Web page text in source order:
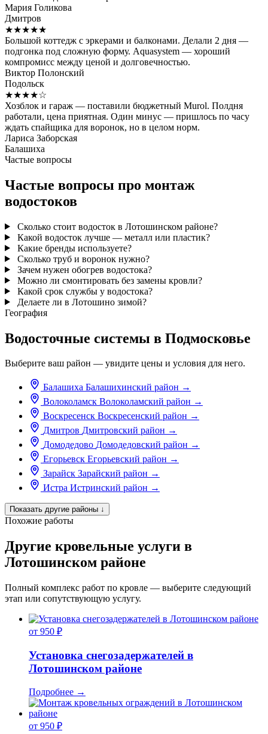
Мария Голикова
Дмитров
★★★★★
Большой коттедж с эркерами и балконами. Делали 2 дня —
подгонка под сложную форму. Aquasystem — хороший
компромисс между ценой и долговечностью.
Виктор Полонский
Подольск
★★★★☆
Хозблок и гараж — поставили бюджетный Murol. Полдня
работали, цена приятная. Один минус — пришлось по часу
ждать спайщика для воронок, но в целом норм.
Лариса Заборская
Балашиха
Частые вопросы
Частые вопросы про монтаж
водостоков
Сколько стоит водосток в Лотошинском районе?
Какой водосток лучше — металл или пластик?
Какие бренды используете?
Сколько труб и воронок нужно?
Зачем нужен обогрев водостока?
Можно ли смонтировать без замены кровли?
Какой срок службы у водостока?
Делаете ли в Лотошино зимой?
География
Водосточные системы в Подмосковье
Выберите ваш район — увидите цены и условия для него.
Балашиха Балашихинский район →
Волоколамск Волоколамский район →
Воскресенск Воскресенский район →
Дмитров Дмитровский район →
Домодедово Домодедовский район →
Егорьевск Егорьевский район →
Зарайск Зарайский район →
Истра Истринский район →
Показать другие районы ↓
Похожие работы
Другие кровельные услуги в
Лотошинском районе
Полный комплекс работ по кровле — выберите следующий
этап или сопутствующую услугу.
от 950 ₽
Установка снегозадержателей в
Лотошинском районе
Подробнее →
от 950 ₽